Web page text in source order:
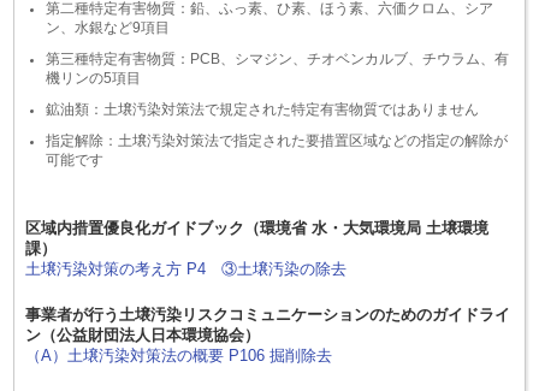
第二種特定有害物質：鉛、ふっ素、ひ素、ほう素、六価クロム、シア
ン、水銀など9項目
第三種特定有害物質：PCB、シマジン、チオベンカルブ、チウラム、有
機リンの5項目
鉱油類：土壌汚染対策法で規定された特定有害物質ではありません
指定解除：土壌汚染対策法で指定された要措置区域などの指定の解除が
可能です
区域内措置優良化ガイドブック（環境省 水・大気環境局 土壌環境
課）
土壌汚染対策の考え方 P4 ③土壌汚染の除去
事業者が行う土壌汚染リスクコミュニケーションのためのガイドライ
ン（公益財団法人日本環境協会）
（A）土壌汚染対策法の概要 P106 掘削除去